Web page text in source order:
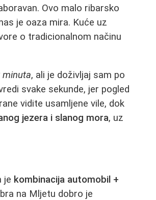
Ovo malo ribarsko
je oaza mira. Kuće uz
o tradicionalnom načinu
minuta, ali je doživljaj sam po
svake sekunde, jer pogled
vidite usamljene vile, dok
jezera i slanog mora, uz
je kombinacija automobil +
na Mljetu dobro je